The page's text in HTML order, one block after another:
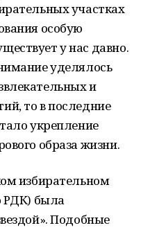
участках
особую
у нас давно.
уделялось
и
то в последние
укрепление
образа жизни.
избирательном
РДК) была
Подобные